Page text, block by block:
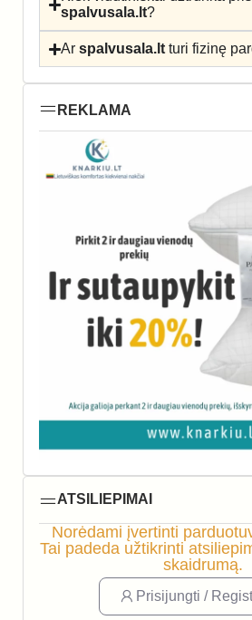
spalvusala.lt?
Arspalvusala.lt turi fizinę
REKLAMA
ATSILIEPIMAI
Norėdami įvertinti
Tai padeda užtikrinti
skaidrumą.
Prisijungti /